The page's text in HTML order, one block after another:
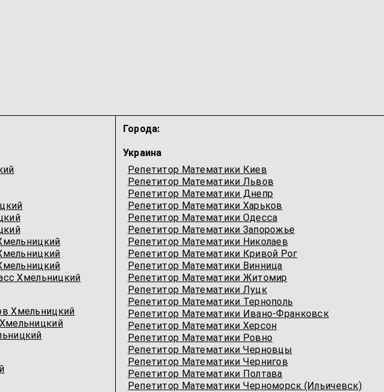
Хмельницкий
Хмельницкий
Города:
Украина
Репетитор Математики Киев
Репетитор Математики Львов
Репетитор Математики Днепр
Репетитор Математики Харьков
Репетитор Математики Одесcа
Репетитор Математики Запорожье
Репетитор Математики Николаев
Репетитор Математики Кривой Рог
Репетитор Математики Винница
Репетитор Математики Житомир
Репетитор Математики Луцк
Репетитор Математики Тернополь
Репетитор Математики Ивано-Франковск
Репетитор Математики Херсон
Репетитор Математики Ровно
Репетитор Математики Черновцы
Репетитор Математики Чернигов
Репетитор Математики Полтава
Репетитор Математики Черноморск (Ильичевск)